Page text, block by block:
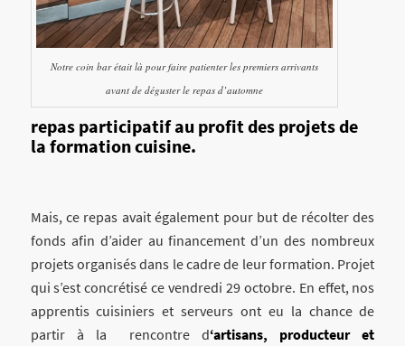
Notre coin bar était là pour faire patienter les premiers arrivants
avant de déguster le repas d’automne
repas participatif au profit des projets de
la formation cuisine.
Mais, ce repas avait également pour but de récolter des
fonds afin d’aider au financement d’un des nombreux
projets organisés dans le cadre de leur formation. Projet
qui s’est concrétisé ce vendredi 29 octobre. En effet, nos
apprentis cuisiniers et serveurs ont eu la chance de
partir à la rencontre d‘artisans, producteur et